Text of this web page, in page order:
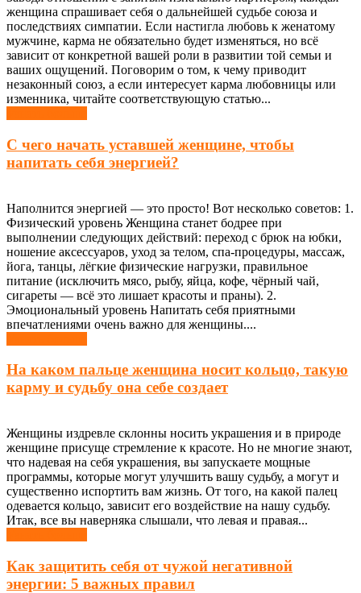
женщина спрашивает себя о дальнейшей судьбе союза и
последствиях симпатии. Если настигла любовь к женатому
мужчине, карма не обязательно будет изменяться, но всё
зависит от конкретной вашей роли в развитии той семьи и
ваших ощущений. Поговорим о том, к чему приводит
незаконный союз, а если интересует карма любовницы или
изменника, читайте соответствующую статью...
С чего начать уставшей женщине, чтобы
напитать себя энергией?
Наполнится энергией — это просто! Вот несколько советов: 1.
Физический уровень Женщина станет бодрее при
выполнении следующих действий: переход с брюк на юбки,
ношение аксессуаров, уход за телом, спа-процедуры, массаж,
йога, танцы, лёгкие физические нагрузки, правильное
питание (исключить мясо, рыбу, яйца, кофе, чёрный чай,
сигареты — всё это лишает красоты и праны). 2.
Эмоциональный уровень Напитать себя приятными
впечатлениями очень важно для женщины....
На каком пальце женщина носит кольцо, такую
карму и судьбу она себе создает
Женщины издревле склонны носить украшения и в природе
женщине присуще стремление к красоте. Но не многие знают,
что надевая на себя украшения, вы запускаете мощные
программы, которые могут улучшить вашу судьбу, а могут и
существенно испортить вам жизнь. От того, на какой палец
одевается кольцо, зависит его воздействие на нашу судьбу.
Итак, все вы наверняка слышали, что левая и правая...
Как защитить себя от чужой негативной
энергии: 5 важных правил